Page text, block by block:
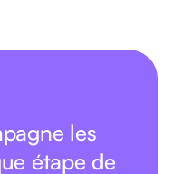
les
étape de